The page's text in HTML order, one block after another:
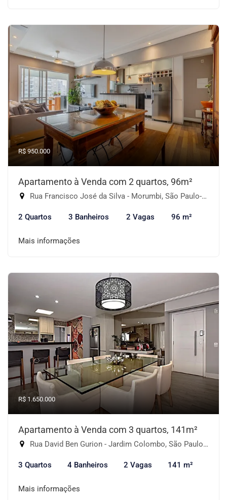
R$ 950.000
Apartamento à Venda com 2 quartos, 96m²
Rua Francisco José da Silva - Morumbi, São Paulo-SP
2 Quartos 3 Banheiros 2 Vagas 96 m²
Mais informações
R$ 1.650.000
Apartamento à Venda com 3 quartos, 141m²
Rua David Ben Gurion - Jardim Colombo, São Paulo-SP
3 Quartos 4 Banheiros 2 Vagas 141 m²
Mais informações